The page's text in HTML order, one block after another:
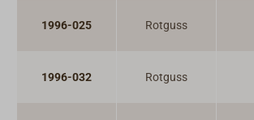
1996-025 Rotguss
1996-032 Rotguss